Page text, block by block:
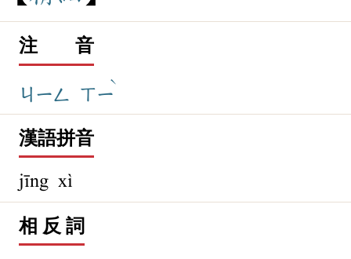
注 音
ㄐㄧㄥ ㄒㄧ
ˋ
漢語拼音
jīng xì
相 反 詞